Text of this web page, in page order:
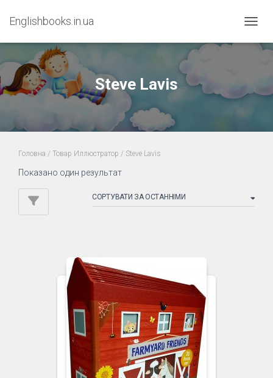
Englishbooks.in.ua
Steve Lavis
Головна / Товар Иллюстратор / Steve Lavis
Показано один результат